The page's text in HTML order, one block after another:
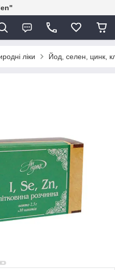
ліки Йод, селен, цинк,